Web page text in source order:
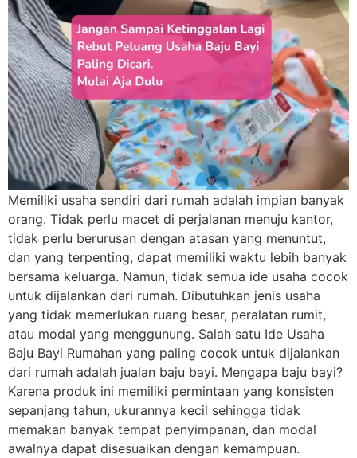
Memiliki usaha sendiri dari rumah adalah impian banyak
orang. Tidak perlu macet di perjalanan menuju kantor,
tidak perlu berurusan dengan atasan yang menuntut,
dan yang terpenting, dapat memiliki waktu lebih banyak
bersama keluarga. Namun, tidak semua ide usaha cocok
untuk dijalankan dari rumah. Dibutuhkan jenis usaha
yang tidak memerlukan ruang besar, peralatan rumit,
atau modal yang menggunung. Salah satu Ide Usaha
Baju Bayi Rumahan yang paling cocok untuk dijalankan
dari rumah adalah jualan baju bayi. Mengapa baju bayi?
Karena produk ini memiliki permintaan yang konsisten
sepanjang tahun, ukurannya kecil sehingga tidak
memakan banyak tempat penyimpanan, dan modal
awalnya dapat disesuaikan dengan kemampuan.